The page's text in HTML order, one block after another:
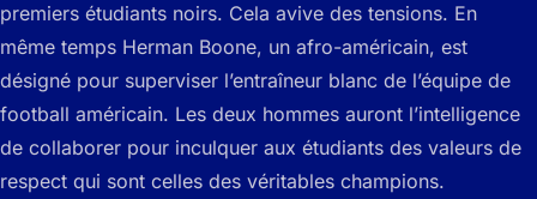
premiers étudiants noirs. Cela avive des tensions. En
même temps Herman Boone, un afro-américain, est
désigné pour superviser l’entraîneur blanc de l’équipe de
football américain. Les deux hommes auront l’intelligence
de collaborer pour inculquer aux étudiants des valeurs de
respect qui sont celles des véritables champions.